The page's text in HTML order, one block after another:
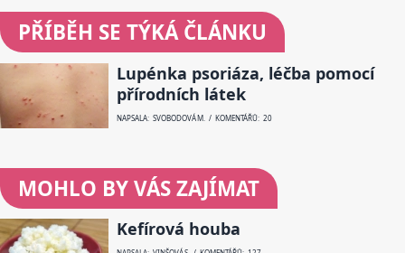
PŘÍBĚH SE TÝKÁ ČLÁNKU
Lupénka psoriáza, léčba pomocí
přírodních látek
NAPSALA: SVOBODOVÁ M. / KOMENTÁŘŮ: 20
MOHLO BY VÁS ZAJÍMAT
Kefírová houba